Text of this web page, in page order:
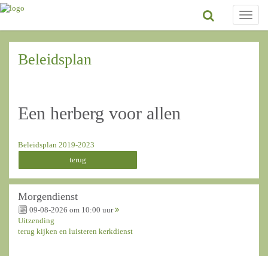
Toggle
Beleidsplan
Een herberg voor allen
Beleidsplan 2019-2023
terug
Morgendienst
09-08-2026 om 10:00 uur
Uitzending
terug kijken en luisteren kerkdienst